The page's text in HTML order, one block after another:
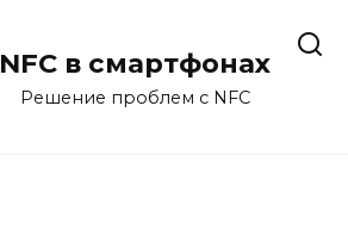
NFC в смартфонах
Решение проблем с NFC